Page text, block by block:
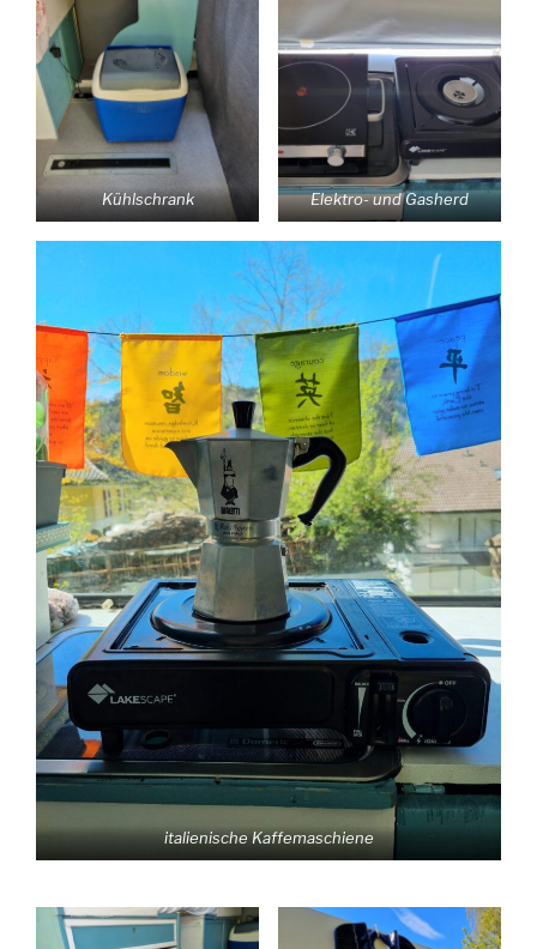
Kühlschrank Elektro- und Gasherd
italienische Kaffemaschiene